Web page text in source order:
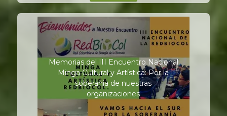
Memorias del III Encuentro Nacional
Minga Cultural y Artística: Por la
soberania de nuestras
organizaciones